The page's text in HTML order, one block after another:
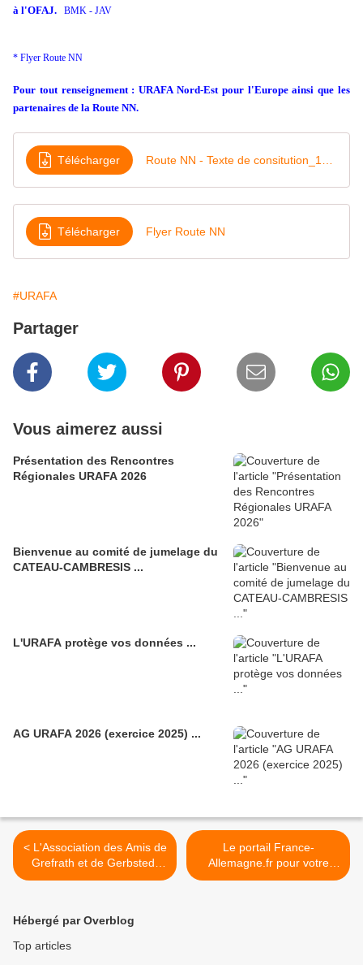
à l'OFAJ. BMK - JAV
* Flyer Route NN
Pour tout renseignement : URAFA Nord-Est pour l'Europe ainsi que les
partenaires de la Route NN.
Télécharger
Télécharger Flyer Route NN
#URAFA
Partager
Vous aimerez aussi
Présentation des Rencontres
Régionales URAFA 2026
Bienvenue au comité de jumelage du
CATEAU-CAMBRESIS ...
L'URAFA protège vos données ...
AG URAFA 2026 (exercice 2025) ...
< L'Association des Amis de
Grefrath et de Gerbstedt
nous informe : échanges
Le portail France-
Allemagne.fr pour votre
information ! >
Hébergé par Overblog
Top articles